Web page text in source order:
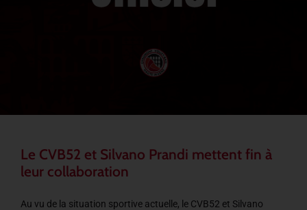
Le CVB52 et Silvano Prandi mettent fin à
leur collaboration
Au vu de la situation sportive actuelle, le CVB52 et Silvano